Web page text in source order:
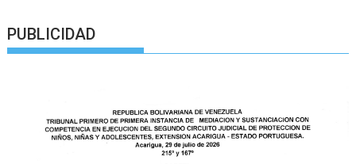
PUBLICIDAD